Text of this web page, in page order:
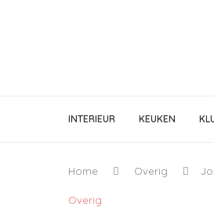
INTERIEUR KEUKEN
Home Overig
Overig